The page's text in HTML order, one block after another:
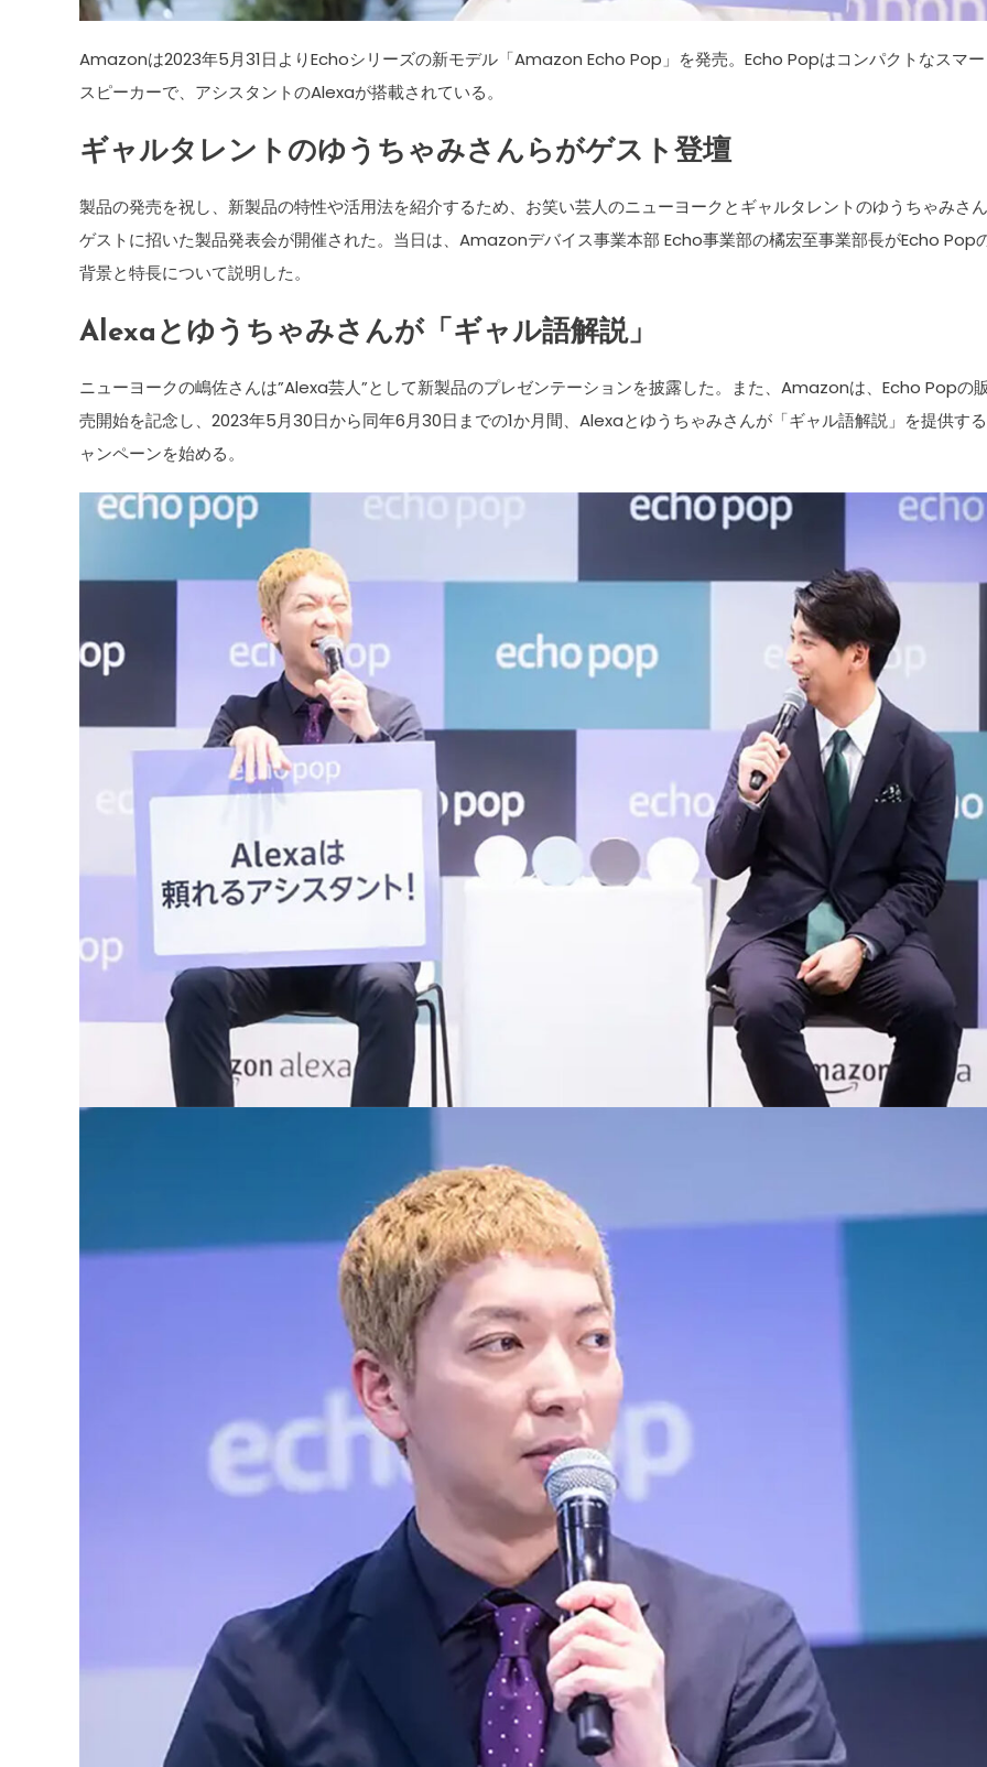
Amazonは2023年5月31日よりEchoシリーズの新モデル「Amazon Echo Pop」を発売。Echo Popはコンパクトなスマ
スピーカーで、アシスタントのAlexaが搭載されている。
ギャルタレントのゆうちゃみさんらがゲスト登壇
製品の発売を祝し、新製品の特性や活用法を紹介するため、お笑い芸人のニューヨークとギャルタレントのゆうちゃみさ
ゲストに招いた製品発表会が開催された。当日は、Amazonデバイス事業本部 Echo事業部の橘宏至事業部長がEcho Pop
背景と特長について説明した。
Alexaとゆうちゃみさんが「ギャル語解説」
ニューヨークの嶋佐さんは”Alexa芸人”として新製品のプレゼンテーションを披露した。また、Amazonは、Echo Popの
売開始を記念し、2023年5月30日から同年6月30日までの1か月間、Alexaとゆうちゃみさんが「ギャル語解説」を提供す
ャンペーンを始める。